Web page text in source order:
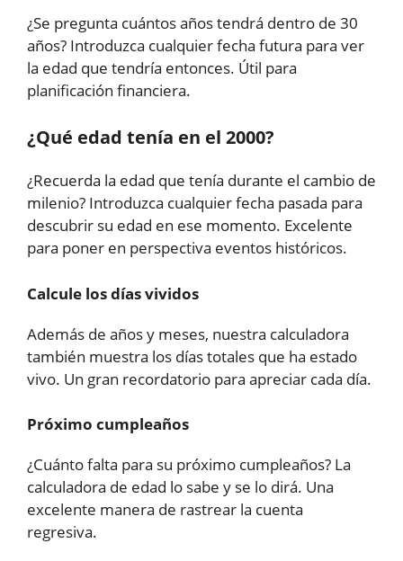
¿Se pregunta cuántos años tendrá dentro de 30
años? Introduzca cualquier fecha futura para ver
la edad que tendría entonces. Útil para
planificación financiera.
¿Qué edad tenía en el 2000?
¿Recuerda la edad que tenía durante el cambio de
milenio? Introduzca cualquier fecha pasada para
descubrir su edad en ese momento. Excelente
para poner en perspectiva eventos históricos.
Calcule los días vividos
Además de años y meses, nuestra calculadora
también muestra los días totales que ha estado
vivo. Un gran recordatorio para apreciar cada día.
Próximo cumpleaños
¿Cuánto falta para su próximo cumpleaños? La
calculadora de edad lo sabe y se lo dirá. Una
excelente manera de rastrear la cuenta
regresiva.